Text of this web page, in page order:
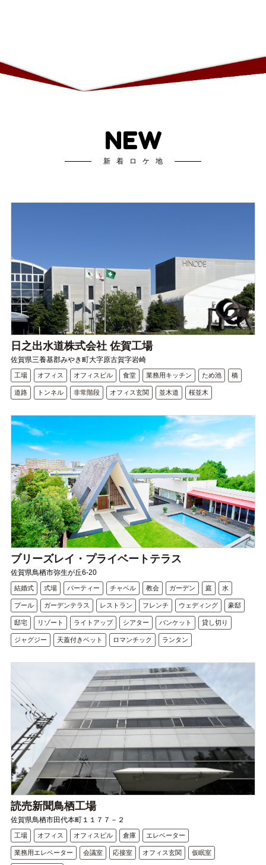
NEW
新着ロケ地
日之出水道株式会社 佐賀工場
佐賀県三養基郡みやき町大字原古賀字岩崎
工場 オフィス オフィスビル 食堂 業務用キッチン ため池 橋
道路 トンネル 非常階段 オフィス玄関 並木道 桜並木
ブリーズレイ・プライベートテラス
佐賀県鳥栖市弥生が丘6-20
結婚式 式場 パーティー チャペル 教会 ガーデン 庭 水
プール ガーデンテラス レストラン フレンチ ウェディング 豪邸
邸宅 リゾート ライトアップ シアター バンケット 貸し切り
ジャグジー 天蓋付きベット ロマンチック ランタン
読売新聞鳥栖工場
佐賀県鳥栖市田代本町１１７７－２
工場 オフィス オフィスビル 倉庫 エレベーター
業務用エレベーター 会議室 応接室 オフィス玄関 仮眠室